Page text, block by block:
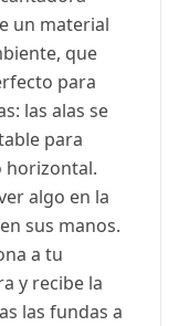
un material
que
para
las alas se
para
horizontal.
algo en la
sus manos.
a tu
y recibe la
las fundas a